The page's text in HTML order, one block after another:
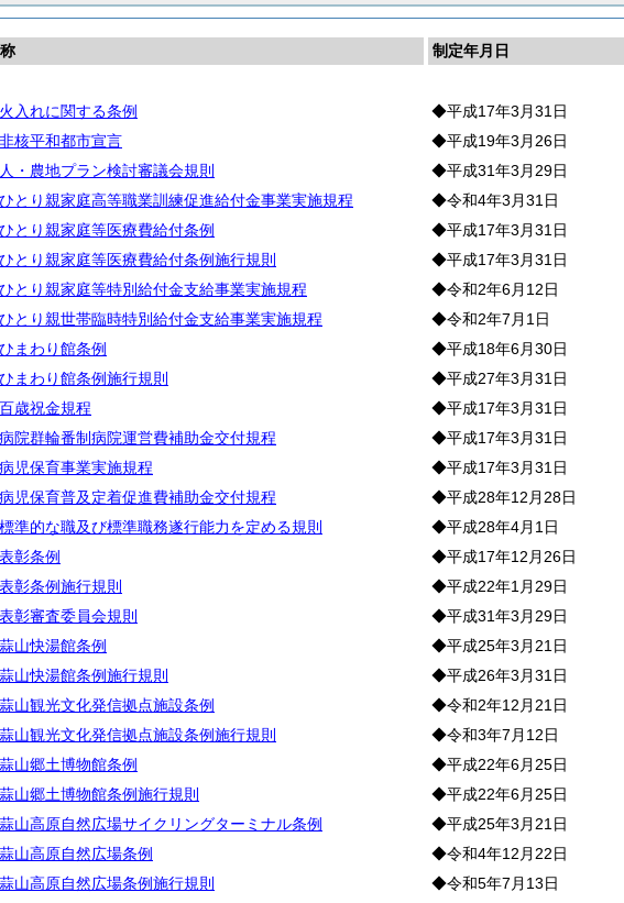
制定年月日
入れに関する条例
◆平成17年3月31日
核平和都市宣言
◆平成19年3月26日
・農地プラン検討審議会規則
◆平成31年3月29日
とり親家庭高等職業訓練促進給付金事業実施規程
◆令和4年3月31日
とり親家庭等医療費給付条例
◆平成17年3月31日
とり親家庭等医療費給付条例施行規則
◆平成17年3月31日
とり親家庭等特別給付金支給事業実施規程
◆令和2年6月12日
とり親世帯臨時特別給付金支給事業実施規程
◆令和2年7月1日
まわり館条例
◆平成18年6月30日
まわり館条例施行規則
◆平成27年3月31日
歳祝金規程
◆平成17年3月31日
院群輪番制病院運営費補助金交付規程
◆平成17年3月31日
児保育事業実施規程
◆平成17年3月31日
児保育普及定着促進費補助金交付規程
◆平成28年12月28日
準的な職及び標準職務遂行能力を定める規則
◆平成28年4月1日
彰条例
◆平成17年12月26日
彰条例施行規則
◆平成22年1月29日
彰審査委員会規則
◆平成31年3月29日
山快湯館条例
◆平成25年3月21日
山快湯館条例施行規則
◆平成26年3月31日
山観光文化発信拠点施設条例
◆令和2年12月21日
山観光文化発信拠点施設条例施行規則
◆令和3年7月12日
山郷土博物館条例
◆平成22年6月25日
山郷土博物館条例施行規則
◆平成22年6月25日
山高原自然広場サイクリングターミナル条例
◆平成25年3月21日
山高原自然広場条例
◆令和4年12月22日
山高原自然広場条例施行規則
◆令和5年7月13日